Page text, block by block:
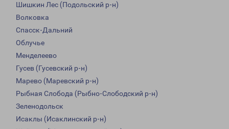
Шишкин Лес (Подольский р-н)
Волковка
Спасск-Дальний
Облучье
Менделеево
Гусев (Гусевский р-н)
Марево (Маревский р-н)
Рыбная Слобода (Рыбно-Слободский р-н)
Зеленодольск
Исаклы (Исаклинский р-н)